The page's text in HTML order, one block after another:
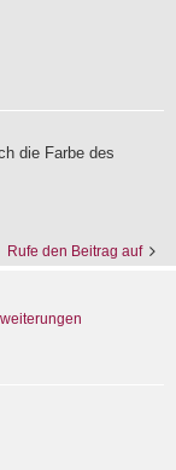
die Farbe des
Rufe den Beitrag auf